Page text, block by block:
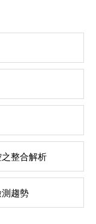
整合解析
趨勢